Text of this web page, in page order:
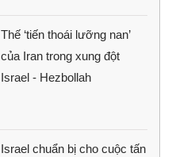
Thế ‘tiến thoái lưỡng nan’
của Iran trong xung đột
Israel - Hezbollah
Israel chuẩn bị cho cuộc tấn